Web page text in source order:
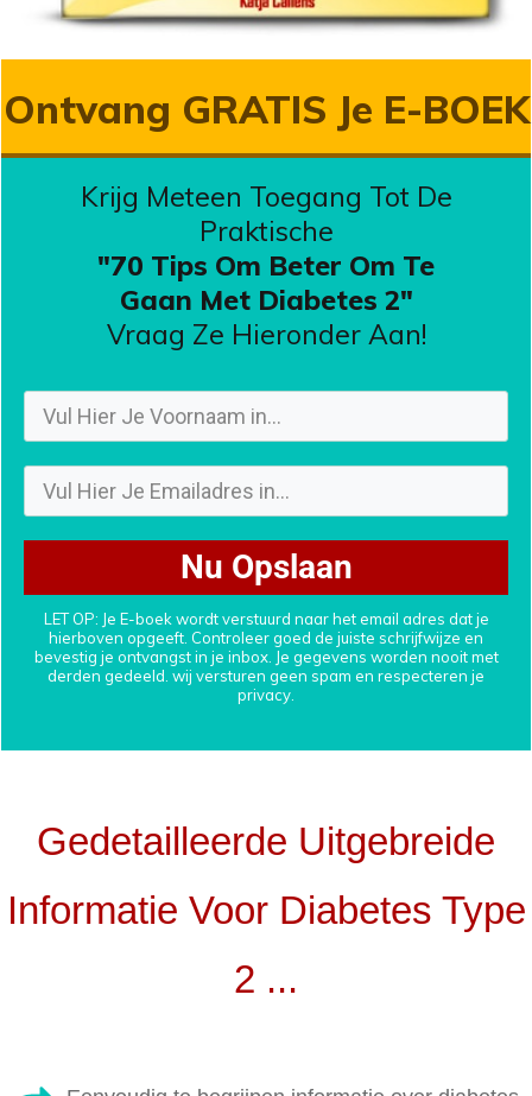
Ontvang GRATIS Je E-BOEK
Krijg Meteen Toegang Tot De
Praktische
"70 Tips Om Beter Om Te
Gaan Met Diabetes 2"
Vraag Ze Hieronder Aan!
Nu Opslaan
LET OP: Je E-boek wordt verstuurd naar het email adres dat je
hierboven opgeeft. Controleer goed de juiste schrijfwijze en
bevestig je ontvangst in je inbox. Je gegevens worden nooit met
derden gedeeld. wij versturen geen spam en respecteren je
privacy.
Gedetailleerde Uitgebreide
Informatie Voor Diabetes Type
2 ...